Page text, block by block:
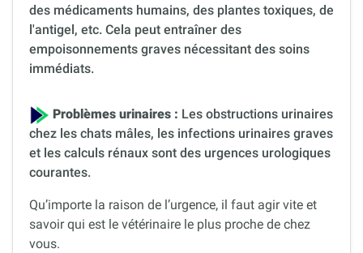
des médicaments humains, des plantes toxiques, de
l'antigel, etc. Cela peut entraîner des
empoisonnements graves nécessitant des soins
immédiats.
Problèmes urinaires : Les obstructions urinaires
chez les chats mâles, les infections urinaires graves
et les calculs rénaux sont des urgences urologiques
courantes.
Qu’importe la raison de l’urgence, il faut agir vite et
savoir qui est le vétérinaire le plus proche de chez
vous.